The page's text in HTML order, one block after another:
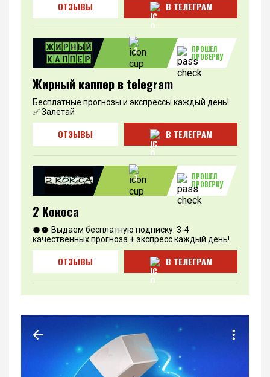
ОТЗЫВЫ В ТЕЛЕГРАМ
2
ПРОШЕЛ
ПРОВЕРКУ
Жирный каппер в telegram
Бесплатные прогнозы и экспрессы каждый день!
✅ Залетай
ОТЗЫВЫ В ТЕЛЕГРАМ
3
ПРОШЕЛ
ПРОВЕРКУ
2 Кокоса
🥥🥥 Выдаем бесплатную подписку. 3-4
качественных прогноза + экспресс каждый день!
ОТЗЫВЫ В ТЕЛЕГРАМ